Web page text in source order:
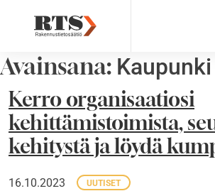
Avainsana:
Kerro organisaatiosi
kehittämistoimista,
kehitystä ja löydä
16.10.2023 UUTISET